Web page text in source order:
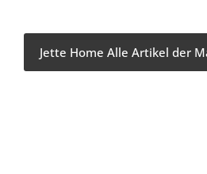
Jette Home Alle Artikel der